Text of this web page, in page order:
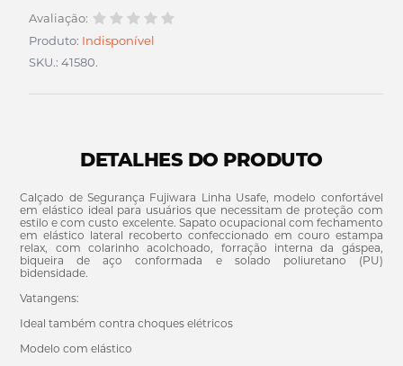
Avaliação:
Produto: Indisponível
SKU.: 41580.
DETALHES DO PRODUTO
Calçado de Segurança Fujiwara Linha Usafe, modelo confortável
em elástico ideal para usuários que necessitam de proteção com
estilo e com custo excelente. Sapato ocupacional com fechamento
em elástico lateral recoberto confeccionado em couro estampa
relax, com colarinho acolchoado, forração interna da gáspea,
biqueira de aço conformada e solado poliuretano (PU)
bidensidade.
Vatangens:
Ideal também contra choques elétricos
Modelo com elástico